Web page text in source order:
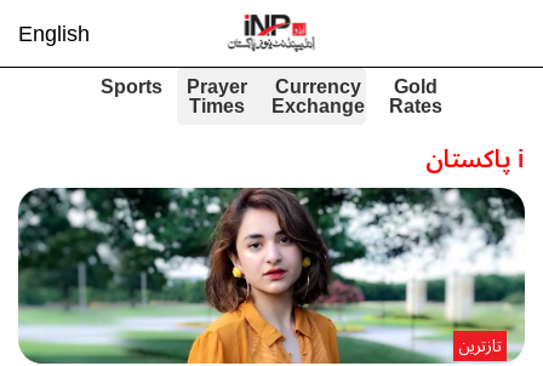
English
Gold
Rates
Currency
Exchange
Prayer
Times
Sports
iپاکستان
تازترین